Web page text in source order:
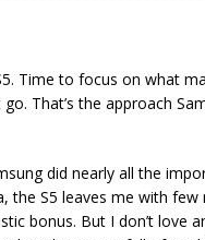
Time to focus on what
That’s the approach
did nearly all the
the S5 leaves me with
bonus. But I don’t love